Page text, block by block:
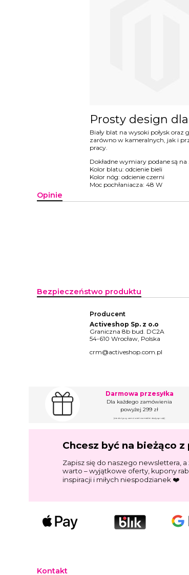
Prosty design
Biały blat na wysoki połysk
zarówno w kameralnych, jak i
pracy.
Dokładne wymiary podane są na
Kolor blatu: odcienie bieli
Kolor nóg: odcienie czerni
Moc pochłaniacza: 48 W
Opinie
Bezpieczeństwo produktu
Producent
Activeshop Sp. z o.o
Graniczna 8b bud. DC2A
54-610 Wrocław, Polska
crm@activeshop.com.pl
Darmowa przesyłka
Dla każdego zamówienia
powyżej 299 zł
(nie dotyczy zamówień na meble i duży sprzęt)
Chcesz być na bieżąco
Zapisz się do naszego newslettera,
warto – wyjątkowe oferty, kupony
inspiracji i miłych niespodzianek ❤️
Kontakt